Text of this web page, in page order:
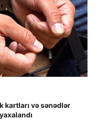
kartları və sənədlər